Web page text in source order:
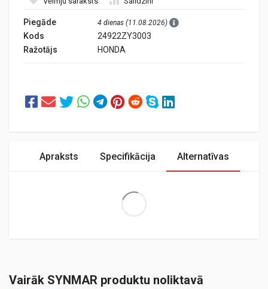
Piegāde 4 dienas (11.08.2026)
Kods
24922ZY3003
Ražotājs
HONDA
Apraksts Specifikācija Alternatīvas
Extra Large
Vairāk SYNMAR produktu noliktavā